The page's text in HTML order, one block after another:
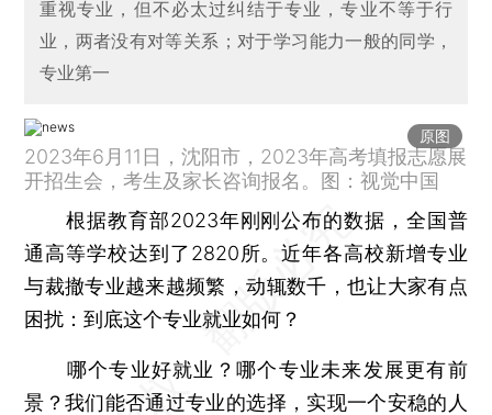
重视专业，但不必太过纠结于专业，专业不等于行
业，两者没有对等关系；对于学习能力一般的同学，
专业第一
原图
2023年6月11日，沈阳市，2023年高考填报志愿展
开招生会，考生及家长咨询报名。图：视觉中国
根据教育部2023年刚刚公布的数据，全国普
通高等学校达到了2820所。近年各高校新增专业
与裁撤专业越来越频繁，动辄数千，也让大家有点
困扰：到底这个专业就业如何？
哪个专业好就业？哪个专业未来发展更有前
景？我们能否通过专业的选择，实现一个安稳的人